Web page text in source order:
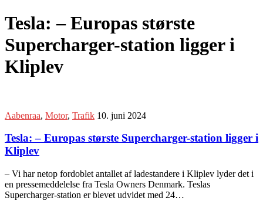
Tesla: – Europas største
Supercharger-station ligger i
Kliplev
Aabenraa, Motor, Trafik 10. juni 2024
Tesla: – Europas største Supercharger-station ligger i
Kliplev
– Vi har netop fordoblet antallet af ladestandere i Kliplev lyder det i
en pressemeddelelse fra Tesla Owners Denmark. Teslas
Supercharger-station er blevet udvidet med 24…